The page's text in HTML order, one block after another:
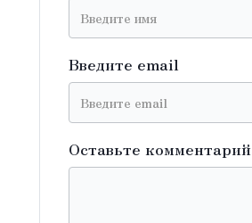
Введите email
Оставьте комментарий